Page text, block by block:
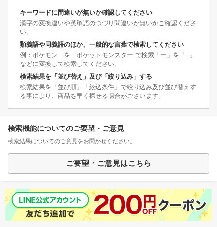
キーワードに間違いが無いか確認してください
漢字の変換違いや英単語のつづり間違いが無いかご確認くださ
い。
類義語や同義語のほか、一般的な言葉で検索してください
例：ポケモン を ポケットモンスター で検索「ー」を「−」
などに変換して検索してください。
検索結果を「並び替え」及び「絞り込み」する
検索結果を「並び順」「絞込条件」で絞り込み及び並び替えす
る事により、商品を早く探せる場合がございます。
検索機能についてのご要望・ご意見
検索結果についてのご意見をお聞かせください。
ご要望・ご意見はこちら